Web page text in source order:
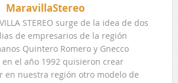
MaravillaStereo
STEREO surge de la idea de dos
de empresarios de la región
Quintero Romero y Gnecco
en el año 1992 quisieron crear
en nuestra región otro modelo de